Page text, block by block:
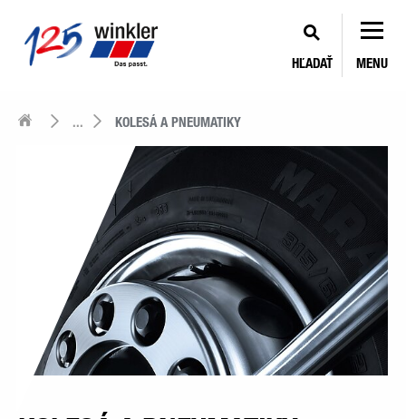
HĽADAŤ MENU
... KOLESÁ A PNEUMATIKY